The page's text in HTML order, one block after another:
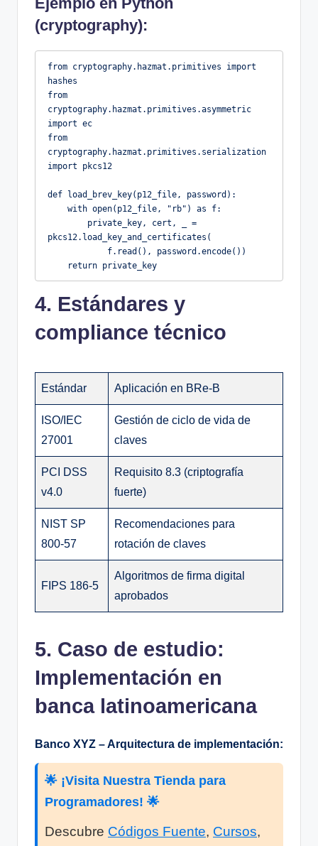
(cryptography):
from cryptography.hazmat.primitives import
hashes
from
cryptography.hazmat.primitives.asymmetric
import ec
from
cryptography.hazmat.primitives.serialization
import pkcs12
def load_brev_key(p12_file, password):
pkcs12.load_key_and_certificates(
    return private_key
4. Estándares y
compliance técnico
Estándar Aplicación en BRe-B
ISO/IEC
27001
Gestión de ciclo de vida de
claves
PCI DSS
v4.0
Requisito 8.3 (criptografía
fuerte)
NIST SP
800-57
Recomendaciones para
rotación de claves
FIPS 186-5
Algoritmos de firma digital
aprobados
5. Caso de estudio:
Implementación en
banca latinoamericana
Banco XYZ – Arquitectura de implementación:
🌟 ¡Visita Nuestra Tienda para
Programadores! 🌟
Descubre Códigos Fuente, Cursos,